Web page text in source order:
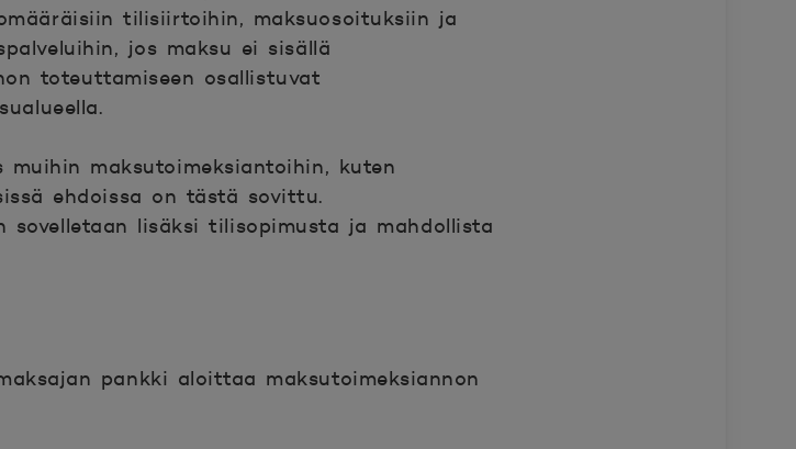
tilisiirtoihin, maksuosoituksiin ja
jos maksu ei sisällä
toteuttamiseen osallistuvat
maksutoimeksiantoihin, kuten
ehdoissa on tästä sovittu.
sovelletaan lisäksi tilisopimusta ja mahdollista
pankki aloittaa maksutoimeksiannon